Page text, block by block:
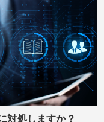
対処しますか？